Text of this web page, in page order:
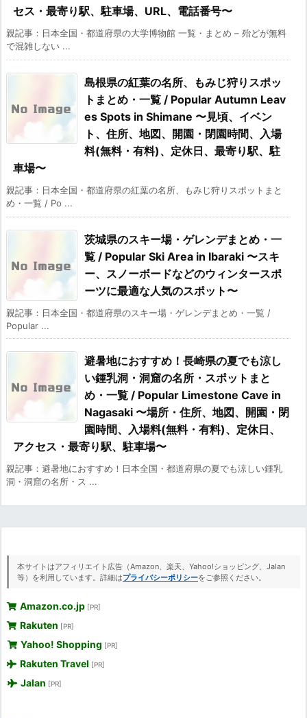
セス・最寄り駅、駐車場、URL、電話番号〜
親記事：日本全国・都道府県の大学博物館 一覧・まとめ – 殆どが無料
で混雑しない ...
島根県の紅葉の名所、もみじ狩りスポッ
トまとめ・一覧 / Popular Autumn Leav
es Spots in Shimane 〜見頃、イベン
ト、住所、地図、開園・閉園時間、入場
料(無料・有料)、定休日、最寄り駅、駐
車場〜
親記事：日本全国・都道府県の紅葉の名所、もみじ狩りスポットまと
め・一覧 / Po ...
茨城県のスキー場・ゲレンデまとめ・一
覧 / Popular Ski Area in Ibaraki 〜スキ
ー、スノーボードなどのウィンタースポ
ーツに最適な人気のスポット〜
親記事：日本全国・都道府県のスキー場・ゲレンデまとめ・一覧 /
Popular ...
避暑地におすすめ！長崎県の夏でも涼し
い鍾乳洞・洞窟の名所・スポットまと
め・一覧 / Popular Limestone Cave in
Nagasaki 〜場所・住所、地図、開園・閉
園時間、入場料(無料・有料)、定休日、
アクセス・最寄り駅、駐車場〜
親記事：避暑地におすすめ！日本全国・都道府県の夏でも涼しい鍾乳
洞・洞窟の名所・ス ...
本サイトはアフィリエイト広告（Amazon、楽天、Yahoo!ショッピング、Jalan
等）を利用しています。詳細はプライバシーポリシーをご参照ください。
Amazon.co.jp [PR]
Rakuten [PR]
Yahoo! Shopping [PR]
Rakuten Travel [PR]
Jalan [PR]